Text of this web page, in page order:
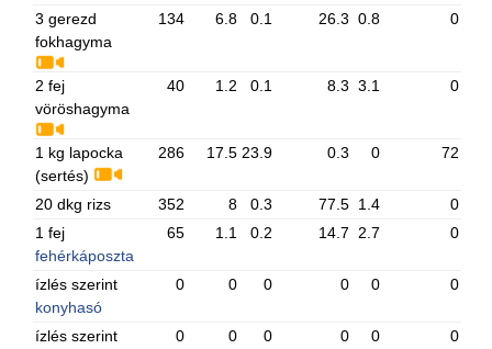
3 gerezd
fokhagyma
134 6.8 0.1 26.3 0.8 0
2 fej
vöröshagyma
40 1.2 0.1 8.3 3.1 0
1 kg lapocka
(sertés)
286 17.5 23.9 0.3 0 72
20 dkg rizs 352 8 0.3 77.5 1.4
0
1 fej
fehérkáposzta
65 1.1 0.2 14.7 2.7 0
ízlés szerint
konyhasó
0 0 0 0 0 0
ízlés szerint
0 0 0 0 0 0